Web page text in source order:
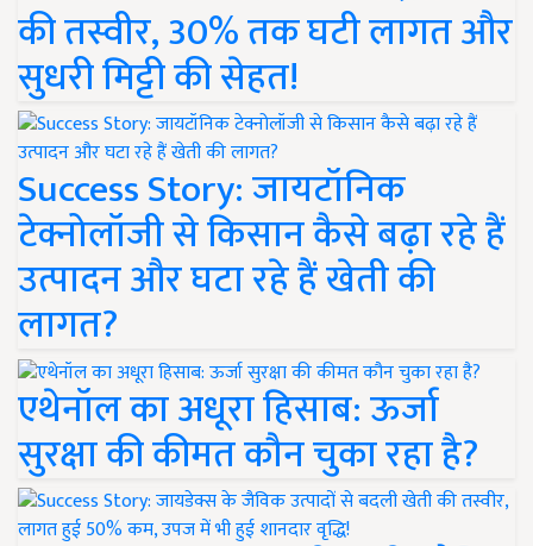
की तस्वीर, 30% तक घटी लागत और
सुधरी मिट्टी की सेहत!
Success Story: जायटॉनिक
टेक्नोलॉजी से किसान कैसे बढ़ा रहे हैं
उत्पादन और घटा रहे हैं खेती की
लागत?
एथेनॉल का अधूरा हिसाब: ऊर्जा
सुरक्षा की कीमत कौन चुका रहा है?